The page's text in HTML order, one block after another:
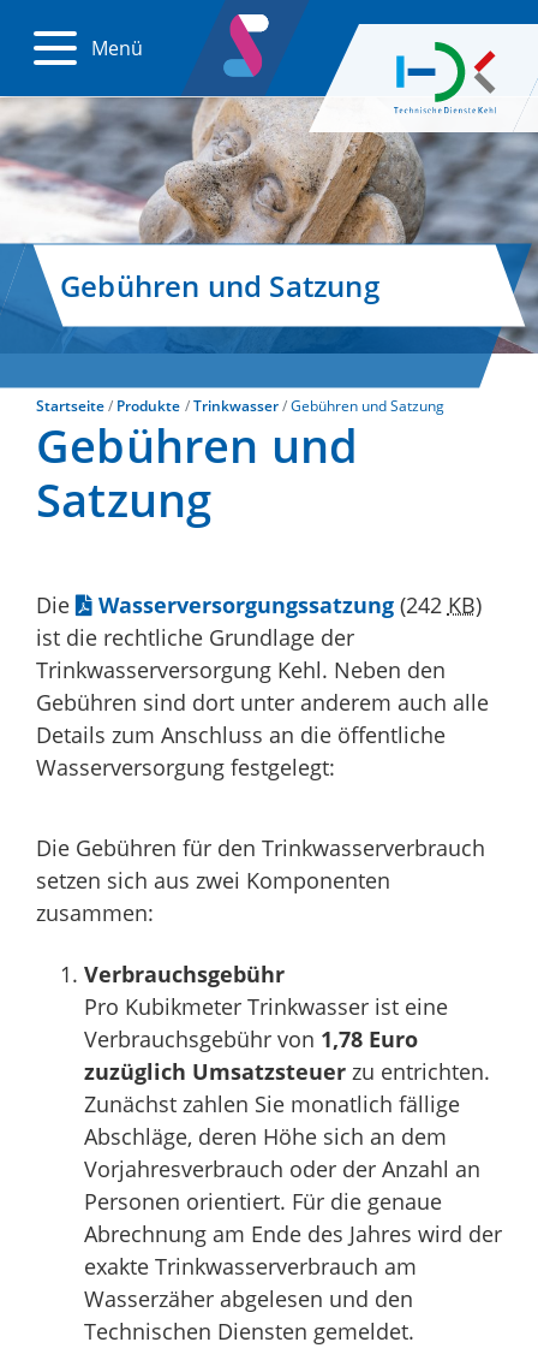
Menü
Gebühren und Satzung
Startseite Produkte Trinkwasser Gebühren und Satzung
Gebühren und
Satzung
Die Wasserversorgungssatzung(242 KB)
ist die rechtliche Grundlage der
Trinkwasserversorgung Kehl. Neben den
Gebühren sind dort unter anderem auch alle
Details zum Anschluss an die öffentliche
Wasserversorgung festgelegt:
Die Gebühren für den Trinkwasserverbrauch
setzen sich aus zwei Komponenten
zusammen:
Verbrauchsgebühr
Pro Kubikmeter Trinkwasser ist eine
Verbrauchsgebühr von 1,78 Euro
zuzüglich Umsatzsteuer zu entrichten.
Zunächst zahlen Sie monatlich fällige
Abschläge, deren Höhe sich an dem
Vorjahresverbrauch oder der Anzahl an
Personen orientiert. Für die genaue
Abrechnung am Ende des Jahres wird der
exakte Trinkwasserverbrauch am
Wasserzäher abgelesen und den
Technischen Diensten gemeldet.